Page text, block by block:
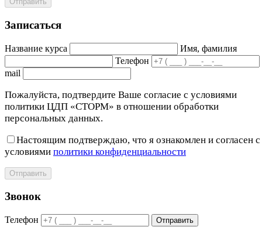
Записаться
Название курса
Имя, фамилия
Телефон
mail
Пожалуйста, подтвердите Ваше согласие с условиями
политики ЦДП «СТОРМ» в отношении обработки
персональных данных.
Настоящим подтверждаю, что я ознакомлен и согласен с
условиями политики конфиденциальности
Отправить
Звонок
Телефон Отправить